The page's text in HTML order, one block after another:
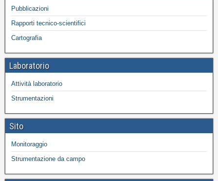
Pubblicazioni
Rapporti tecnico-scientifici
Cartografia
Laboratorio
Attività laboratorio
Strumentazioni
Sito
Monitoraggio
Strumentazione da campo